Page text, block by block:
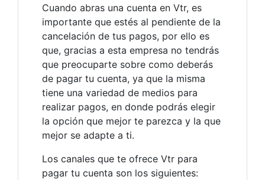
Cuando abras una cuenta en Vtr, es
importante que estés al pendiente de la
cancelación de tus pagos, por ello es
que, gracias a esta empresa no tendrás
que preocuparte sobre como deberás
de pagar tu cuenta, ya que la misma
tiene una variedad de medios para
realizar pagos, en donde podrás elegir
la opción que mejor te parezca y la que
mejor se adapte a ti.
Los canales que te ofrece Vtr para
pagar tu cuenta son los siguientes: